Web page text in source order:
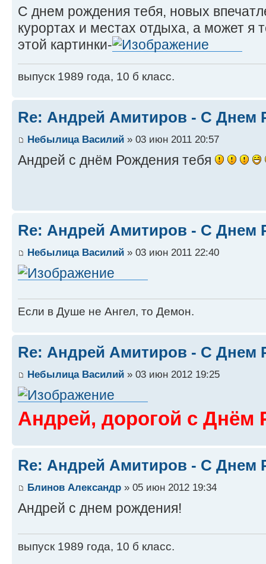
С днем рождения тебя, новых
курортах и местах отдыха, а может я
этой картинки-
выпуск 1989 года, 10 б класс.
Re: Андрей Амитиров - С Днем
Небылица Василий » 03 июн 2011 20:57
Андрей с днём Рождения тебя
Re: Андрей Амитиров - С Днем
Небылица Василий » 03 июн 2011 22:40
Если в Душе не Ангел, то Демон.
Re: Андрей Амитиров - С Днем
Небылица Василий » 03 июн 2012 19:25
Андрей, дорогой с Днём
Re: Андрей Амитиров - С Днем
Блинов Александр » 05 июн 2012 19:34
Андрей с днем рождения!
выпуск 1989 года, 10 б класс.